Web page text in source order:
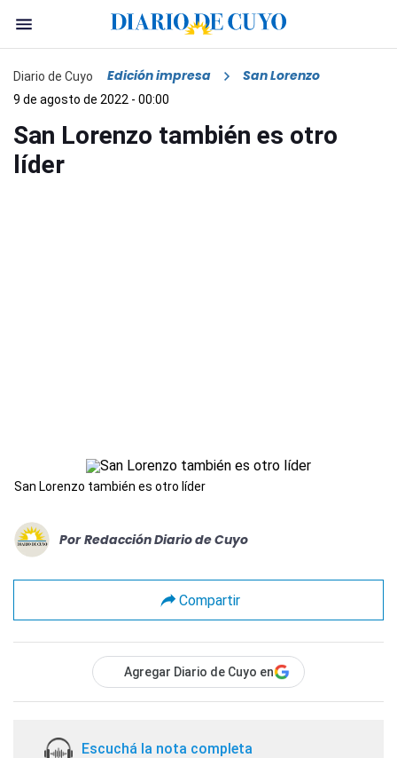
Diario de Cuyo Edición impresa San Lorenzo
9 de agosto de 2022 - 00:00
San Lorenzo también es otro
líder
San Lorenzo también es otro líder
Por Redacción Diario de Cuyo
Compartir
Agregar Diario de Cuyo en
Escuchá la nota completa